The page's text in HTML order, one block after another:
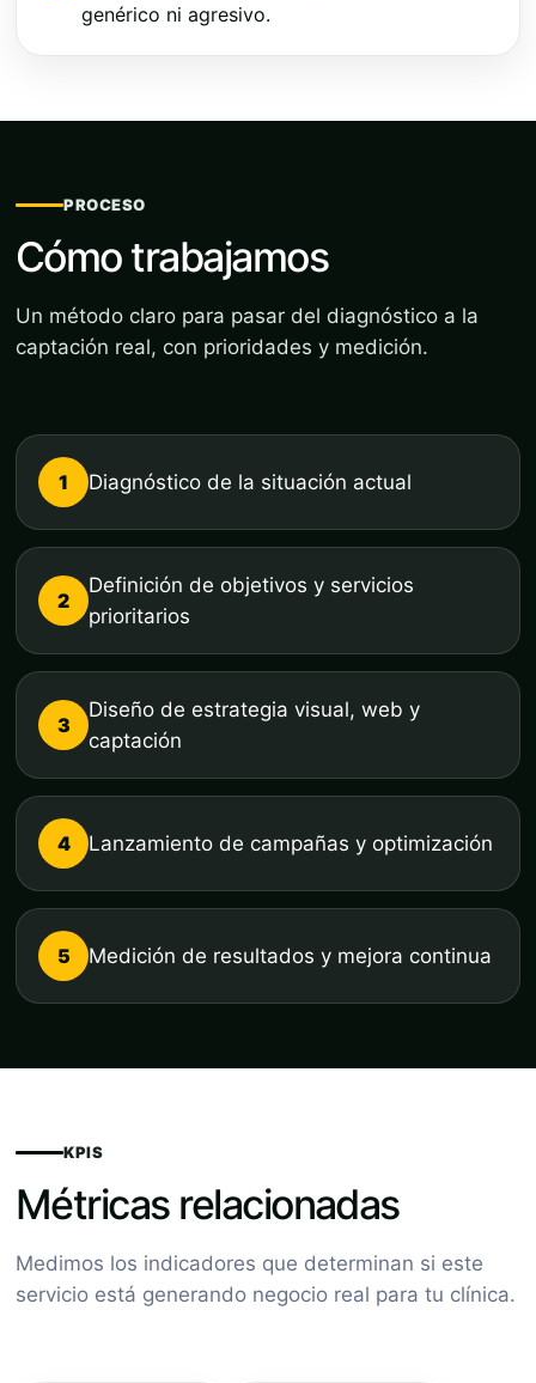
genérico ni agresivo.
PROCESO
Cómo trabajamos
Un método claro para pasar del diagnóstico a la
captación real, con prioridades y medición.
1 Diagnóstico de la situación actual
2
Definición de objetivos y servicios
prioritarios
3
Diseño de estrategia visual, web y
captación
4 Lanzamiento de campañas y optimización
5 Medición de resultados y mejora continua
KPIS
Métricas relacionadas
Medimos los indicadores que determinan si este
servicio está generando negocio real para tu clínica.